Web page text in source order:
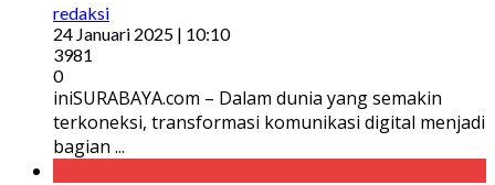
redaksi
24 Januari 2025 | 10:10
3981
0
iniSURABAYA.com – Dalam dunia yang semakin
terkoneksi, transformasi komunikasi digital menjadi
bagian ...